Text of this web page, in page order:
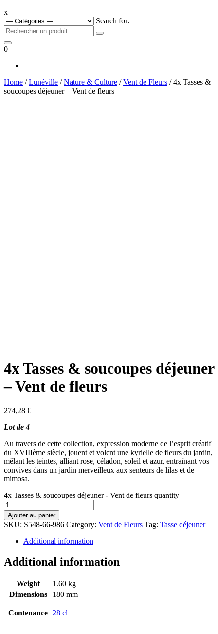
x
Search for:
0
Home /Lunéville /Nature & Culture /Vent de Fleurs / 4x Tasses &
soucoupes déjeuner – Vent de fleurs
4x Tasses & soucoupes déjeuner
– Vent de fleurs
274,28 €
Lot de 4
Au travers de cette collection, expression moderne de l’esprit créatif
du XVIIIème siècle, jouent et volent une kyrielle de fleurs du jardin,
mêlant les teintes, alliant rose, céladon, soleil et azur, entraînant vos
convives dans un jardin merveilleux aux senteurs de lilas et de
mimosa.
4x Tasses & soucoupes déjeuner - Vent de fleurs quantity
Ajouter au panier
SKU: S548-66-986 Category: Vent de Fleurs Tag: Tasse déjeuner
Additional information
Additional information
Weight
1.60 kg
Dimensions
180 mm
Contenance 28 cl